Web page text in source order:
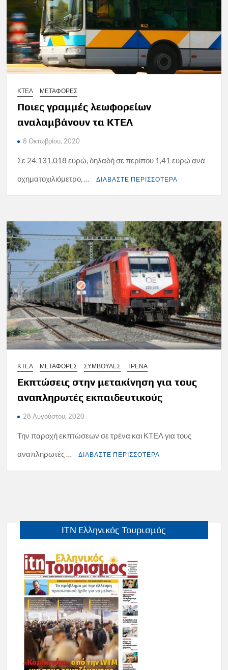
ΚΤΕΛ ΜΕΤΑΦΟΡΕΣ
Ποιες γραμμές λεωφορείων
αναλαμβάνουν τα ΚΤΕΛ
8 Οκτωβρίου, 2020
Σε 24.131.018 ευρώ, δηλαδή σε περίπου 1,41 ευρώ ανά
οχηματοχιλιόμετρο, …
ΔΙΑΒΑΣΤΕ ΠΕΡΙΣΣΟΤΕΡΑ
ΚΤΕΛ ΜΕΤΑΦΟΡΕΣ ΣΥΜΒΟΥΛΕΣ ΤΡΕΝΑ
Εκπτώσεις στην μετακίνηση για τους
αναπληρωτές εκπαιδευτικούς
28 Αυγούστου, 2020
Την παροχή εκπτώσεων σε τρένα και ΚΤΕΛ για τους
αναπληρωτές …
ΔΙΑΒΑΣΤΕ ΠΕΡΙΣΣΟΤΕΡΑ
ITN Ελληνικός Τουρισμός